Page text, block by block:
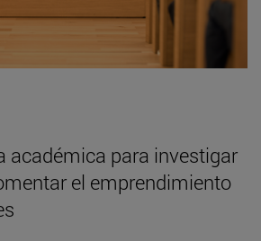
académica para investigar
el emprendimiento